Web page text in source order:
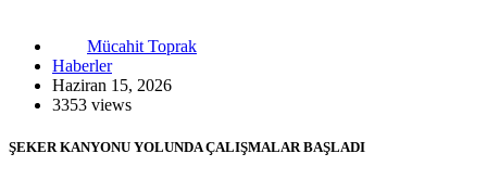
Mücahit Toprak
Haberler
Haziran 15, 2026
3353 views
ŞEKER KANYONU YOLUNDA ÇALIŞMALAR BAŞLADI